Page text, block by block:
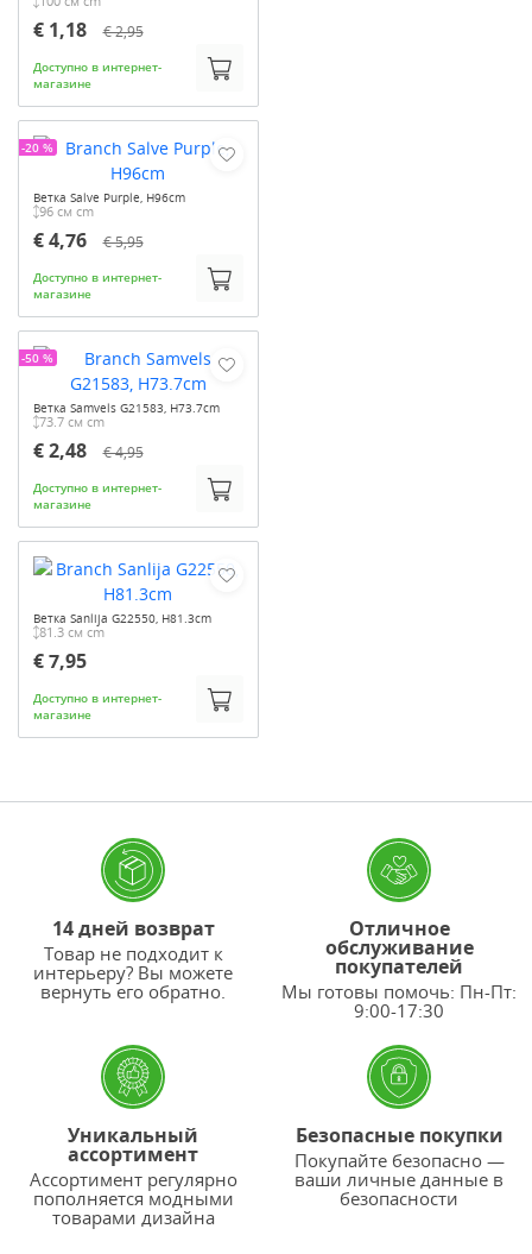
€ 1,18 € 2,95
Доступно в интернет-
магазине
Ветка Salve Purple, H96cm
96 см cm
€ 4,76 € 5,95
Доступно в интернет-
магазине
-20 %
Ветка Samvels G21583, H73.7cm
73.7 см cm
€ 2,48 € 4,95
Доступно в интернет-
магазине
-50 %
Ветка Sanlija G22550, H81.3cm
81.3 см cm
€ 7,95
Доступно в интернет-
магазине
14 дней возврат
Товар не подходит к
интерьеру? Вы можете
вернуть его обратно.
Отличное
обслуживание
покупателей
Мы готовы помочь: Пн-Пт:
9:00-17:30
Уникальный
ассортимент
Ассортимент регулярно
пополняется модными
товарами дизайна
Безопасные покупки
Покупайте безопасно —
ваши личные данные в
безопасности